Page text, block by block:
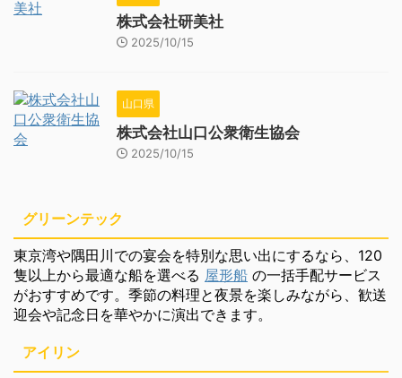
株式会社研美社
2025/10/15
山口県
株式会社山口公衆衛生協会
2025/10/15
グリーンテック
東京湾や隅田川での宴会を特別な思い出にするなら、120
隻以上から最適な船を選べる 屋形船 の一括手配サービス
がおすすめです。季節の料理と夜景を楽しみながら、歓送
迎会や記念日を華やかに演出できます。
アイリン